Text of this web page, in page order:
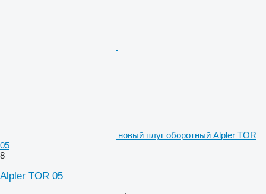
новый плуг оборотный Alpler TOR
05
8
Alpler TOR 05